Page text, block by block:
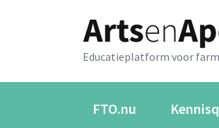
Educatieplatform voor
FTO.nu